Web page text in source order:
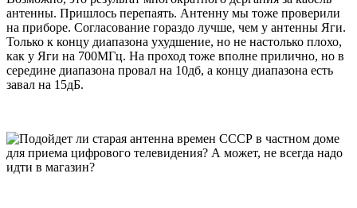
антенны. Пришлось перепаять. Антенну мы тоже проверили
на приборе. Согласование гораздо лучше, чем у антенны Яги.
Только к концу диапазона ухудшение, но не настолько плохо,
как у Яги на 700МГц. На проход тоже вполне прилично, но в
середине диапазона провал на 10дб, а концу диапазона есть
завал на 15дБ.